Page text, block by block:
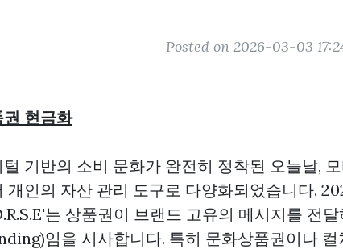
Posted on 2026-03-03
현금화
털 기반의 소비 문화가 완전히 정착된 오늘날,
개인의 자산 관리 도구로 다양화되었습니다.
는 상품권이 브랜드 고유의 메시지를 전
임을 시사합니다. 특히 문화상품권이나 컬